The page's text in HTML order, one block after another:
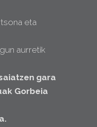
eta
aurretik
gara
Gorbeia